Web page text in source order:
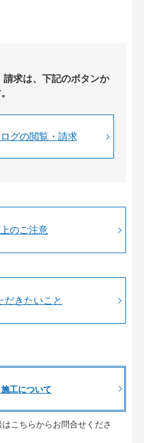
求は、下記のボタンか
グの閲覧・請求
のご注意
だきたいこと
工について
こちらからお問合せくださ